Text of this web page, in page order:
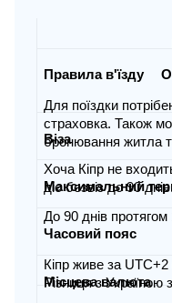
Правила в'їзду
Для поїздки
страховка. Також
бронювання житла
Віза
Хоча Кіпр не
діє безвіз до 90
Максимальний
До 90 днів протягом
Часовий пояс
Кіпр живе за
Різниця з Україною
Місцева валюта